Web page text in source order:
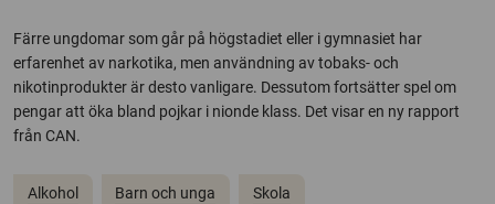
Färre ungdomar som går på högstadiet eller i gymnasiet har
erfarenhet av narkotika, men användning av tobaks- och
nikotinprodukter är desto vanligare. Dessutom fortsätter spel om
pengar att öka bland pojkar i nionde klass. Det visar en ny rapport
från CAN.
Alkohol Barn och unga Skola